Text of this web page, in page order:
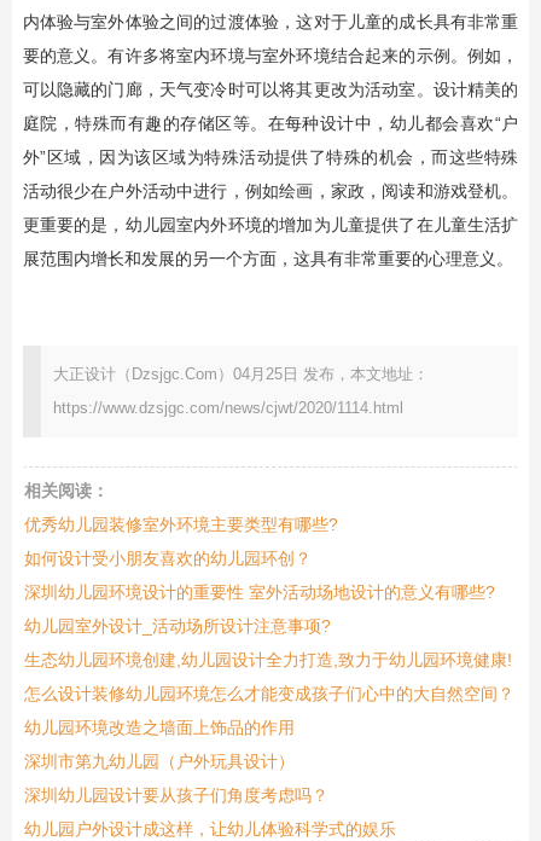
内体验与室外体验之间的过渡体验，这对于儿童的成长具有非常重
要的意义。有许多将室内环境与室外环境结合起来的示例。例如，
可以隐藏的门廊，天气变冷时可以将其更改为活动室。设计精美的
庭院，特殊而有趣的存储区等。在每种设计中，幼儿都会喜欢“户
外”区域，因为该区域为特殊活动提供了特殊的机会，而这些特殊
活动很少在户外活动中进行，例如绘画，家政，阅读和游戏登机。
更重要的是，幼儿园室内外环境的增加为儿童提供了在儿童生活扩
展范围内增长和发展的另一个方面，这具有非常重要的心理意义。
大正设计（Dzsjgc.Com）04月25日 发布，本文地址：
https://www.dzsjgc.com/news/cjwt/2020/1114.html
相关阅读：
优秀幼儿园装修室外环境主要类型有哪些?
如何设计受小朋友喜欢的幼儿园环创？
深圳幼儿园环境设计的重要性 室外活动场地设计的意义有哪些?
幼儿园室外设计_活动场所设计注意事项?
生态幼儿园环境创建,幼儿园设计全力打造,致力于幼儿园环境健康!
怎么设计装修幼儿园环境怎么才能变成孩子们心中的大自然空间？
幼儿园环境改造之墙面上饰品的作用
深圳市第九幼儿园（户外玩具设计）
深圳幼儿园设计要从孩子们角度考虑吗？
幼儿园户外设计成这样，让幼儿体验科学式的娱乐